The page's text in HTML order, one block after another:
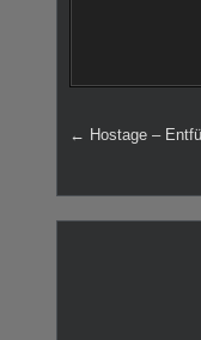
← Hostage –